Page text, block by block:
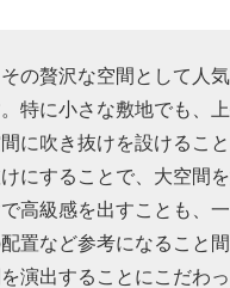
の贅沢な空間として人
特に小さな敷地でも、
に吹き抜けを設けるこ
にすることで、大空間
高級感を出すことも、
置など参考になること
演出することにこだわ